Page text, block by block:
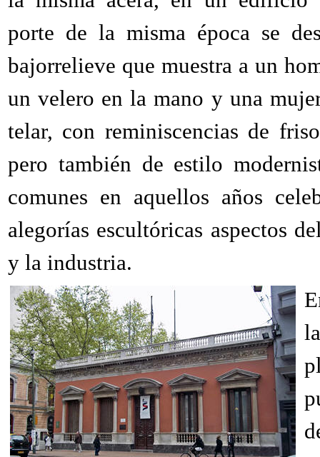
porte de la misma época se
bajorrelieve que muestra a un
un velero en la mano y una
telar, con reminiscencias de
pero también de estilo
comunes en aquellos años
alegorías escultóricas aspectos
y la industria.